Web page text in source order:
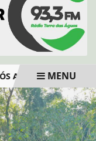
ATROPELAMENTO,
MENU